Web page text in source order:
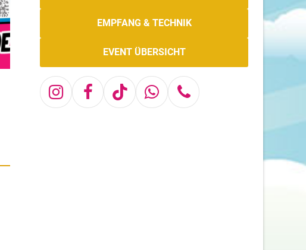
EMPFANG & TECHNIK
EVENT ÜBERSICHT
Instagram
Facebook
TiktokWhatsapp
Telefon